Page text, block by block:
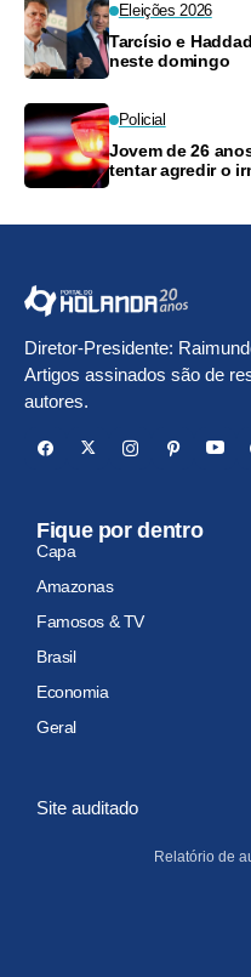
Eleições 2026
Tarcísio e
neste domingo
Policial
Jovem de 26
tentar agredir o
Diretor-Presidente:
Artigos assinados são de
autores.
Fique por dentro
Capa
Amazonas
Famosos & TV
Brasil
Economia
Geral
Site auditado
Relatório de